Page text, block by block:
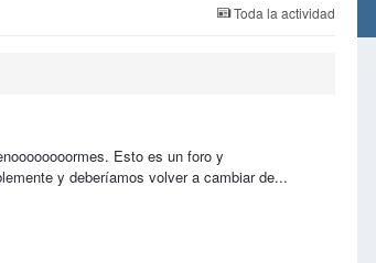
Toda la actividad
Esto es un foro y
y deberíamos volver a cambiar de...